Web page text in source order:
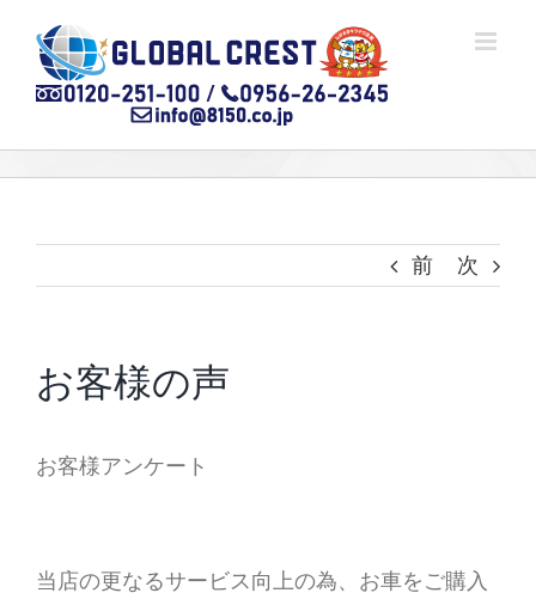
content
前 次
お客様の声
お客様アンケート
当店の更なるサービス向上の為、お車をご購入